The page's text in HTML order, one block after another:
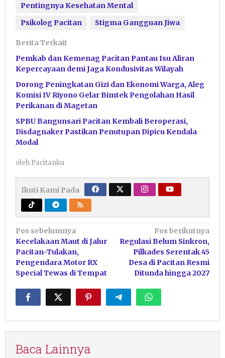
Pentingnya Kesehatan Mental
Psikolog Pacitan
Stigma Gangguan Jiwa
Berita Terkait
Pemkab dan Kemenag Pacitan Pantau Isu Aliran
Kepercayaan demi Jaga Kondusivitas Wilayah
Dorong Peningkatan Gizi dan Ekonomi Warga, Aleg
Komisi IV Riyono Gelar Bimtek Pengolahan Hasil
Perikanan di Magetan
SPBU Bangunsari Pacitan Kembali Beroperasi,
Disdagnaker Pastikan Penutupan Dipicu Kendala
Modal
oleh Pacitanku
Ikuti Kami Pada
Navigasi
pos
Pos sebelumnya
Kecelakaan Maut di Jalur
Pacitan-Tulakan,
Pengendara Motor RX
Special Tewas di Tempat
Pos berikutnya
Regulasi Belum Sinkron,
Pilkades Serentak 45
Desa di Pacitan Resmi
Ditunda hingga 2027
Baca Lainnya